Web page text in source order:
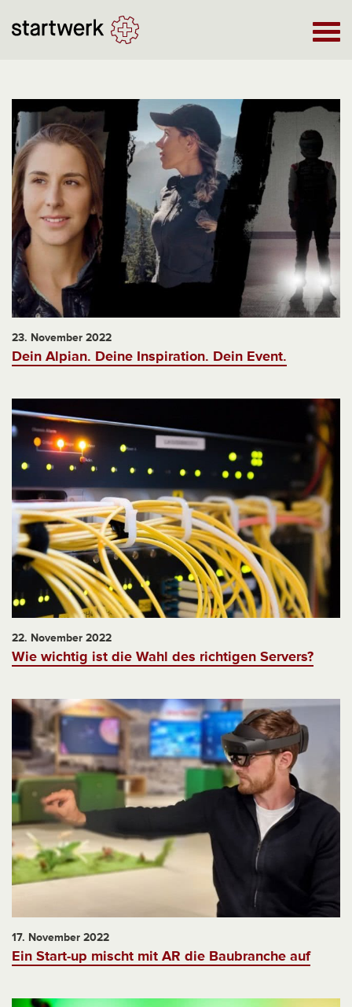
23. November 2022
Dein Alpian. Deine Inspiration. Dein Event.
22. November 2022
Wie wichtig ist die Wahl des richtigen Servers?
17. November 2022
Ein Start-up mischt mit AR die Baubranche auf